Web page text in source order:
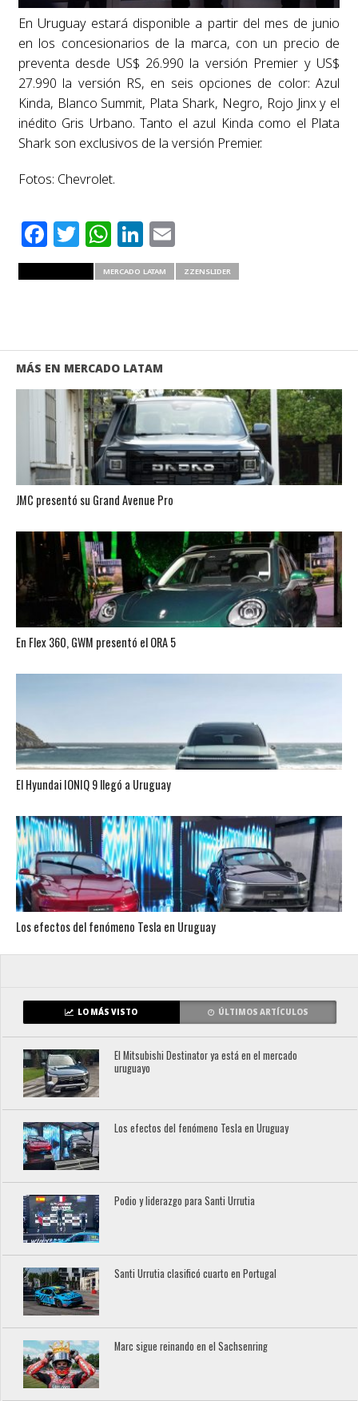
En Uruguay estará disponible a partir del mes de junio
en los concesionarios de la marca, con un precio de
preventa desde US$ 26.990 la versión Premier y US$
27.990 la versión RS, en seis opciones de color: Azul
Kinda, Blanco Summit, Plata Shark, Negro, Rojo Jinx y el
inédito Gris Urbano. Tanto el azul Kinda como el Plata
Shark son exclusivos de la versión Premier.
Fotos: Chevrolet.
Facebook
Twitter
WhatsApp
LinkedIn
Email
MERCADO LATAM ZZENSLIDER
MÁS EN MERCADO LATAM
JMC presentó su Grand Avenue Pro
En Flex 360, GWM presentó el ORA 5
El Hyundai IONIQ 9 llegó a Uruguay
Los efectos del fenómeno Tesla en Uruguay
LO MÁS VISTO ÚLTIMOS ARTÍCULOS
El Mitsubishi Destinator ya está en el mercado
uruguayo
Los efectos del fenómeno Tesla en Uruguay
Podio y liderazgo para Santi Urrutia
Santi Urrutia clasificó cuarto en Portugal
Marc sigue reinando en el Sachsenring